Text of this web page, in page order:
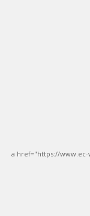
a href="https://